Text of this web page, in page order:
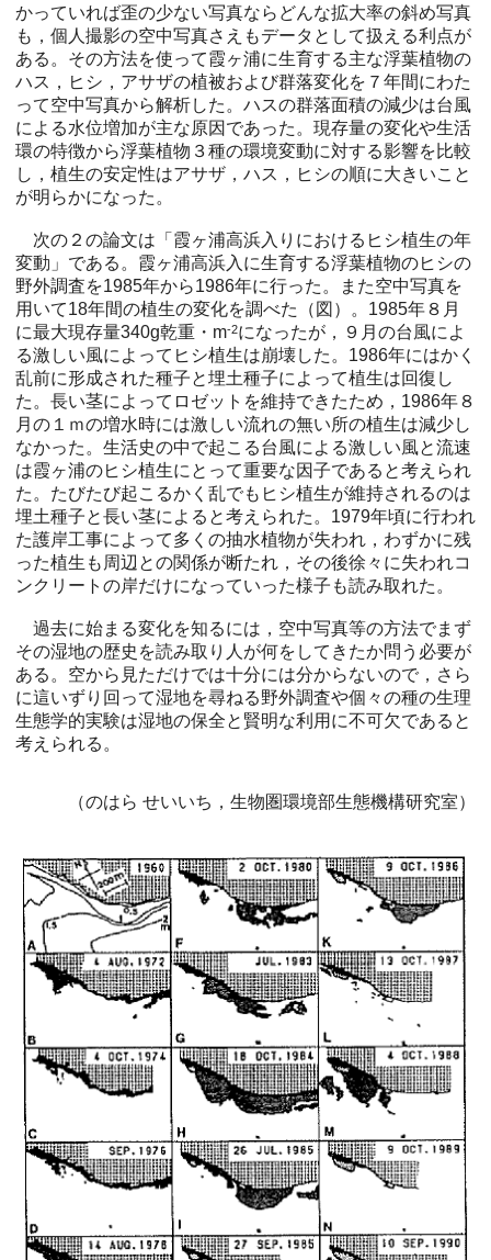
かっていれば歪の少ない写真ならどんな拡大率の斜め写真
も，個人撮影の空中写真さえもデータとして扱える利点が
ある。その方法を使って霞ヶ浦に生育する主な浮葉植物の
ハス，ヒシ，アサザの植被および群落変化を７年間にわた
って空中写真から解析した。ハスの群落面積の減少は台風
による水位増加が主な原因であった。現存量の変化や生活
環の特徴から浮葉植物３種の環境変動に対する影響を比較
し，植生の安定性はアサザ，ハス，ヒシの順に大きいこと
が明らかになった。
次の２の論文は「霞ヶ浦高浜入りにおけるヒシ植生の年
変動」である。霞ヶ浦高浜入に生育する浮葉植物のヒシの
野外調査を1985年から1986年に行った。また空中写真を
用いて18年間の植生の変化を調べた（図）。1985年８月
に最大現存量340g乾重・m-2になったが，９月の台風によ
る激しい風によってヒシ植生は崩壊した。1986年にはかく
乱前に形成された種子と埋土種子によって植生は回復し
た。長い茎によってロゼットを維持できたため，1986年８
月の１ｍの増水時には激しい流れの無い所の植生は減少し
なかった。生活史の中で起こる台風による激しい風と流速
は霞ヶ浦のヒシ植生にとって重要な因子であると考えられ
た。たびたび起こるかく乱でもヒシ植生が維持されるのは
埋土種子と長い茎によると考えられた。1979年頃に行われ
た護岸工事によって多くの抽水植物が失われ，わずかに残
った植生も周辺との関係が断たれ，その後徐々に失われコ
ンクリートの岸だけになっていった様子も読み取れた。
過去に始まる変化を知るには，空中写真等の方法でまず
その湿地の歴史を読み取り人が何をしてきたか問う必要が
ある。空から見ただけでは十分には分からないので，さら
に這いずり回って湿地を尋ねる野外調査や個々の種の生理
生態学的実験は湿地の保全と賢明な利用に不可欠であると
考えられる。
（のはら せいいち，生物圏環境部生態機構研究室）